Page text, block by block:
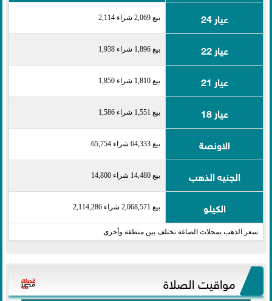
عيار 24
بيع 2,069 شراء 2,114
عيار 22 بيع 1,896 شراء 1,938
عيار 21 بيع 1,810 شراء 1,850
عيار 18 بيع 1,551 شراء 1,586
الاونصة بيع 64,333 شراء 65,754
الجنيه الذهب بيع 14,480 شراء 14,800
الكيلو بيع 2,068,571 شراء 2,114,286
سعر الذهب بمحلات الصاغة تختلف بين منطقة وأخرى
مواقيت الصلاة